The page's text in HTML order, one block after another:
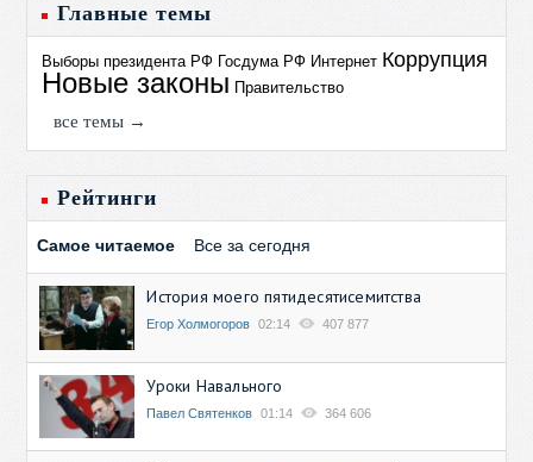
Главные темы
Выборы президента РФ Госдума РФ Интернет Коррупция
Новые законы Правительство
все темы →
Рейтинги
Самое читаемое Все за сегодня
История моего пятидесятисемитства
Егор Холмогоров 02:14 407 877
Уроки Навального
Павел Святенков 01:14 364 606